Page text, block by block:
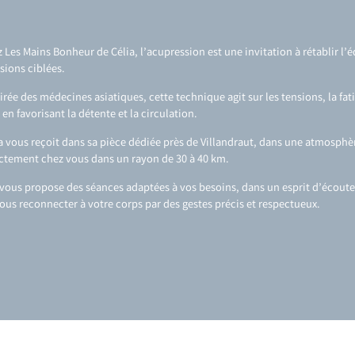
Les Mains Bonheur de Célia, l’acupression est une invitation à rétablir
ciblées.
des médecines asiatiques, cette technique agit sur les tensions, la
favorisant la détente et la circulation.
vous reçoit dans sa pièce dédiée près de Villandraut, dans une
chez vous dans un rayon de 30 à 40 km.
propose des séances adaptées à vos besoins, dans un esprit
reconnecter à votre corps par des gestes précis et respectueux.